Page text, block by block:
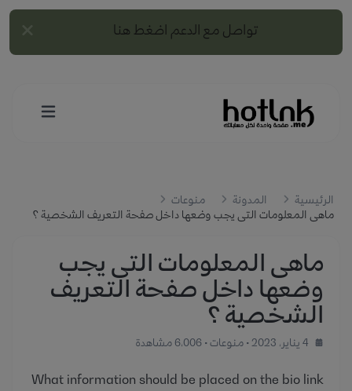
تواصل مع الدعم اضغط هنا
الرئيسية المدونة
منوعات
ماهى المعلومات التى يجب وضعها داخل صفحة التعريف الشخصية ؟
ماهى المعلومات التى يجب
وضعها داخل صفحة التعريف
الشخصية ؟
• منوعات • 6٬006 مشاهدة
What information should be placed on the bio link